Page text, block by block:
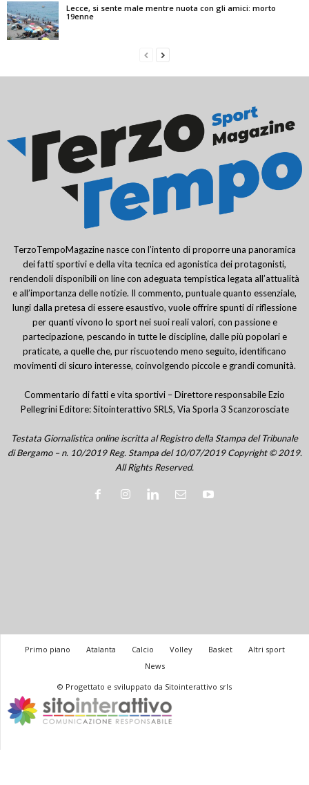
Lecce, si sente male mentre nuota con gli amici: morto
19enne
TerzoTempoMagazine nasce con l’intento di proporre una panoramica
dei fatti sportivi e della vita tecnica ed agonistica dei protagonisti,
rendendoli disponibili on line con adeguata tempistica legata all’attualità
e all’importanza delle notizie. Il commento, puntuale quanto essenziale,
lungi dalla pretesa di essere esaustivo, vuole offrire spunti di riflessione
per quanti vivono lo sport nei suoi reali valori, con passione e
partecipazione, pescando in tutte le discipline, dalle più popolari e
praticate, a quelle che, pur riscuotendo meno seguito, identificano
movimenti di sicuro interesse, coinvolgendo piccole e grandi comunità.
Commentario di fatti e vita sportivi – Direttore responsabile Ezio
Pellegrini Editore: Sitointerattivo SRLS, Via Sporla 3 Scanzorosciate
Testata Giornalistica online iscritta al Registro della Stampa del Tribunale
di Bergamo – n. 10/2019 Reg. Stampa del 10/07/2019 Copyright © 2019.
All Rights Reserved.
Primo piano Atalanta Calcio Volley Basket
Altri sport
News
© Progettato e sviluppato da Sitointerattivo srls